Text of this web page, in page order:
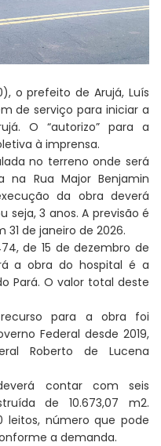
o prefeito de Arujá, Luís
de serviço para iniciar a
O “autorizo” para a
à imprensa.
no terreno onde será
Rua Major Benjamin
da obra deverá
seja, 3 anos. A previsão é
de janeiro de 2026.
de 15 de dezembro de
a obra do hospital é a
Pará. O valor total deste
para a obra foi
Federal desde 2019,
Roberto de Lucena
contar com seis
de 10.673,07 m2.
leitos, número que pode
a demanda.